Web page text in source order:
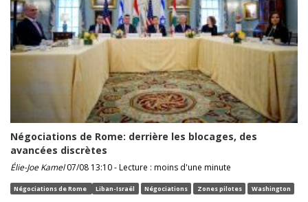
Négociations de Rome: derrière les blocages, des
avancées discrètes
Élie-Joe Kamel07/08 13:10 - Lecture : moins d'une minute
Négociations de Rome Liban-Israël Négociations Zones pilotes Washington